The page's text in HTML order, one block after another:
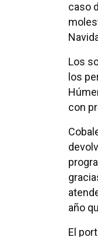
caso
Los
los
con
año
El